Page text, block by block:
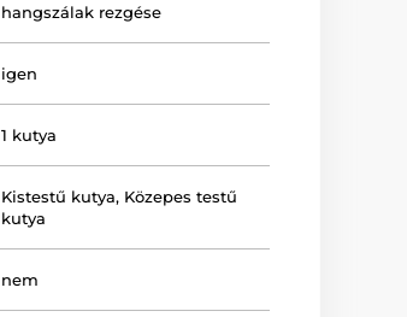
hangszálak rezgése
igen
1 kutya
Kistestű kutya, Közepes testű
kutya
nem